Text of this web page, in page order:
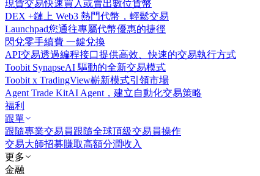
現貨交易快速買入或賣出數位貨幣
DEX +鏈上 Web3 熱門代幣，輕鬆交易
Launchpad您通往專屬代幣優惠的捷徑
閃兌零手續費 一鍵兌換
API交易透過編程接口提供高效、快速的交易執行方式
Toobit SynapseAI 驅動的全新交易模式
Toobit x TradingView嶄新模式引領市場
Agent Trade KitAI Agent，建立自動化交易策略
福利
跟單
跟隨專業交易員跟隨全球頂級交易員操作
交易大師招募賺取高額分潤收入
更多
金融